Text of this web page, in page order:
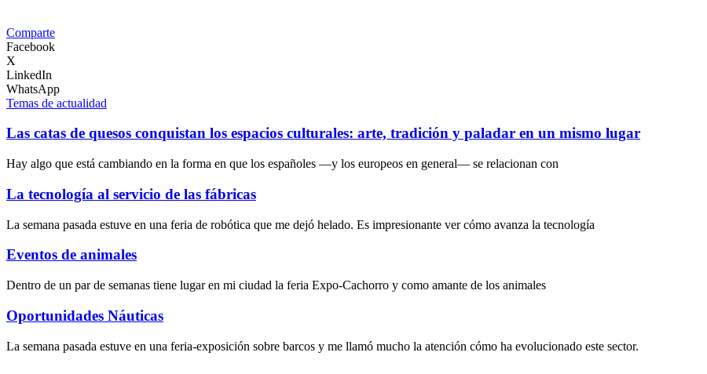
Comparte
Facebook
X
LinkedIn
WhatsApp
Temas de actualidad
Las catas de quesos conquistan los espacios culturales: arte, tradición y paladar en un mismo lugar
Hay algo que está cambiando en la forma en que los españoles —y los europeos en general— se relacionan con
La tecnología al servicio de las fábricas
La semana pasada estuve en una feria de robótica que me dejó helado. Es impresionante ver cómo avanza la tecnología
Eventos de animales
Dentro de un par de semanas tiene lugar en mi ciudad la feria Expo-Cachorro y como amante de los animales
Oportunidades Náuticas
La semana pasada estuve en una feria-exposición sobre barcos y me llamó mucho la atención cómo ha evolucionado este sector.